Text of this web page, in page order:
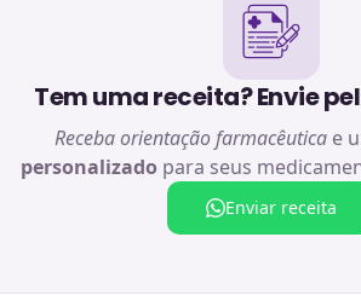
Tem uma receita? Envie
Receba orientação farmacêuticae
personalizado para seus
Enviar receita